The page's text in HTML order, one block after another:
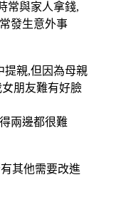
常與家人拿錢,
發生意外事
提親,但因為母親
朋友難有好臉
兩邊都很難
其他需要改進